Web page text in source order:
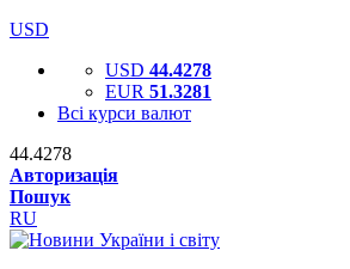
USD
USD 44.4278
EUR 51.3281
Всі курси валют
44.4278
Авторизація
Пошук
RU